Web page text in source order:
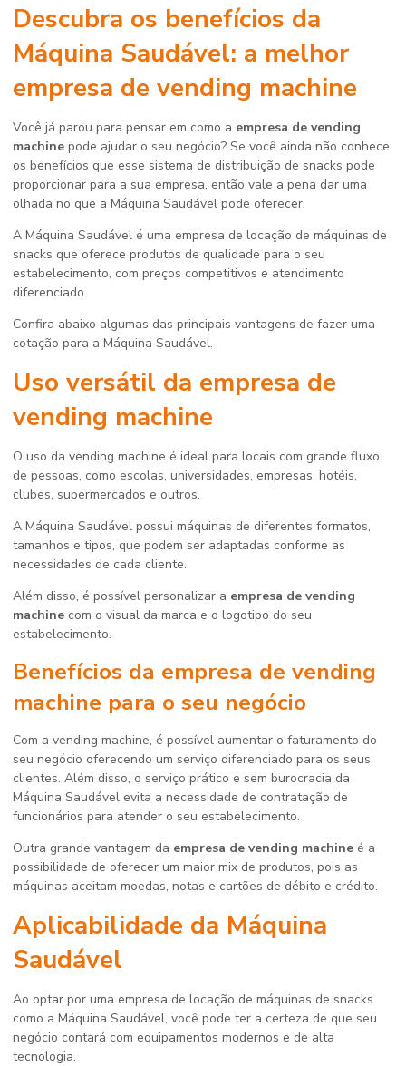
Descubra os benefícios da
Máquina Saudável: a melhor
empresa de vending machine
Você já parou para pensar em como a empresa de vending
machine pode ajudar o seu negócio? Se você ainda não conhece
os benefícios que esse sistema de distribuição de snacks pode
proporcionar para a sua empresa, então vale a pena dar uma
olhada no que a Máquina Saudável pode oferecer.
A Máquina Saudável é uma empresa de locação de máquinas de
snacks que oferece produtos de qualidade para o seu
estabelecimento, com preços competitivos e atendimento
diferenciado.
Confira abaixo algumas das principais vantagens de fazer uma
cotação para a Máquina Saudável.
Uso versátil da empresa de
vending machine
O uso da vending machine é ideal para locais com grande fluxo
de pessoas, como escolas, universidades, empresas, hotéis,
clubes, supermercados e outros.
A Máquina Saudável possui máquinas de diferentes formatos,
tamanhos e tipos, que podem ser adaptadas conforme as
necessidades de cada cliente.
Além disso, é possível personalizar a empresa de vending
machine com o visual da marca e o logotipo do seu
estabelecimento.
Benefícios da empresa de vending
machine para o seu negócio
Com a vending machine, é possível aumentar o faturamento do
seu negócio oferecendo um serviço diferenciado para os seus
clientes. Além disso, o serviço prático e sem burocracia da
Máquina Saudável evita a necessidade de contratação de
funcionários para atender o seu estabelecimento.
Outra grande vantagem da empresa de vending machine é a
possibilidade de oferecer um maior mix de produtos, pois as
máquinas aceitam moedas, notas e cartões de débito e crédito.
Aplicabilidade da Máquina
Saudável
Ao optar por uma empresa de locação de máquinas de snacks
como a Máquina Saudável, você pode ter a certeza de que seu
negócio contará com equipamentos modernos e de alta
tecnologia.